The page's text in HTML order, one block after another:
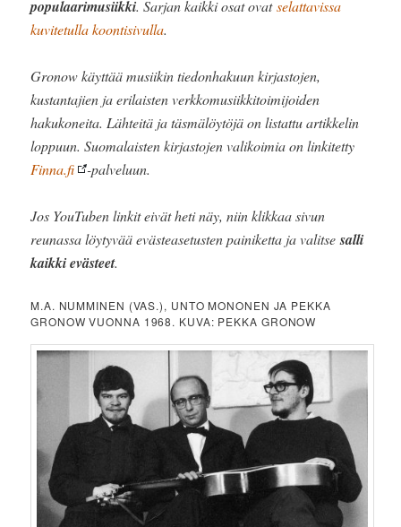
populaarimusiikki. Sarjan kaikki osat ovatselattavissa
kuvitetulla koontisivulla.
Gronow käyttää musiikin tiedonhakuun kirjastojen,
kustantajien ja erilaisten verkkomusiikkitoimijoiden
hakukoneita. Lähteitä ja täsmälöytöjä on listattu artikkelin
loppuun. Suomalaisten kirjastojen valikoimia on linkitetty
Finna.fi
-palveluun.
Jos YouTuben linkit eivät heti näy, niin klikkaa sivun
reunassa löytyvää evästeasetusten painiketta ja valitsesalli
kaikki evästeet.
M.A. NUMMINEN (VAS.), UNTO MONONEN JA PEKKA
GRONOW VUONNA 1968. KUVA: PEKKA GRONOW